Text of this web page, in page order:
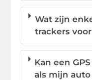
Wat zijn
trackers
Kan een
als mijn